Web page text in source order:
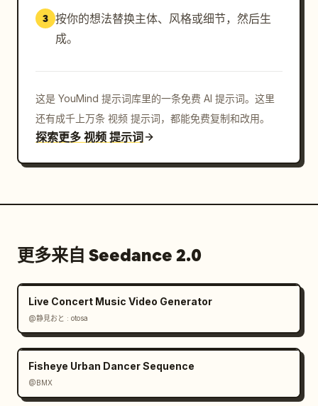
3 按你的想法替换主体、风格或细节，然后生
成。
这是 YouMind 提示词库里的一条免费 AI 提示词。这里
还有成千上万条 视频 提示词，都能免费复制和改用。
探索更多 视频 提示词
更多来自 Seedance 2.0
Live Concert Music Video Generator
@静見おと : otosa
Fisheye Urban Dancer Sequence
@BMX